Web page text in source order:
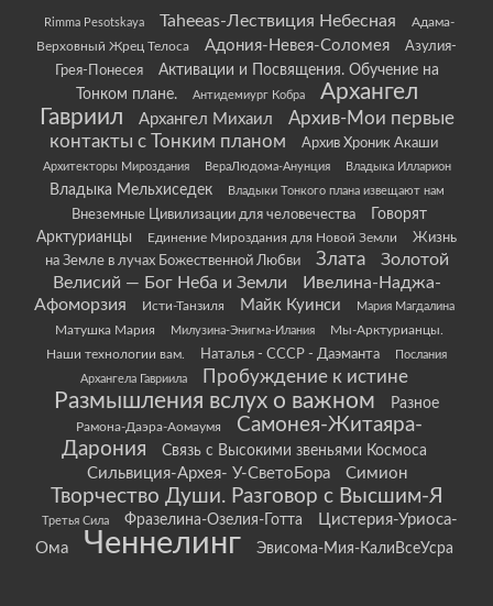
Rimma Pesotskaya Taheeas-Лествиция Небесная
Адама-
Верховный Жрец Телоса
Адония-Невея-Соломея
Азулия-
Грея-Понесея
Активации и Посвящения. Обучение на
Тонком плане.
Антидемиург Кобра
Архангел
Гавриил
Архангел Михаил
Архив-Мои первые
контакты с Тонким планом
Архив Хроник Акаши
Архитекторы Мироздания ВераЛюдома-Анунция Владыка Илларион
Владыка Мельхиседек Владыки Тонкого плана извещают нам
Внеземные Цивилизации для человечества
Говорят
Арктурианцы
Единение Мироздания для Новой Земли
Жизнь
на Земле в лучах Божественной Любви
Злата
Золотой
Велисий — Бог Неба и Земли
Ивелина-Наджа-
Афоморзия
Исти-Танзиля Майк Куинси Мария Магдалина
Матушка Мария Милузина-Энигма-Илания
Мы-Арктурианцы.
Наши технологии вам.
Наталья - СССР - Даэманта
Послания
Архангела Гавриила
Пробуждение к истине
Размышления вслух о важном Разное
Рамона-Даэра-Аомаумя
Самонея-Житаяра-
Дарония
Связь с Высокими звеньями Космоса
Сильвиция-Архея- У-СветоБора Симион
Творчество Души. Разговор с Высшим-Я
Третья Сила Фразелина-Озелия-Готта
Цистерия-Уриоса-
Ома
Ченнелинг Эвисома-Мия-КалиВсеУсра